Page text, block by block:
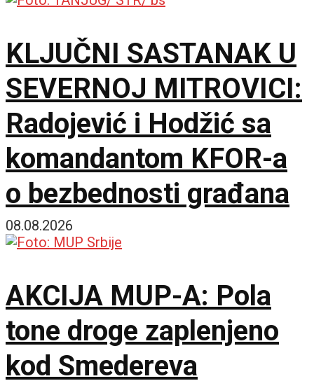
KLJUČNI SASTANAK U
SEVERNOJ MITROVICI:
Radojević i Hodžić sa
komandantom KFOR-a
o bezbednosti građana
08.08.2026
AKCIJA MUP-A: Pola
tone droge zaplenjeno
kod Smedereva